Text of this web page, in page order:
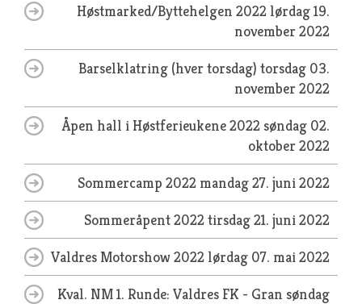
Høstmarked/Byttehelgen 2022 lørdag 19.
november 2022
Barselklatring (hver torsdag) torsdag 03.
november 2022
Åpen hall i Høstferieukene 2022søndag 02.
oktober 2022
Sommercamp 2022 mandag 27. juni 2022
Sommeråpent 2022tirsdag 21. juni 2022
Valdres Motorshow 2022 lørdag 07. mai 2022
Kval. NM 1. Runde: Valdres FK - Gran søndag